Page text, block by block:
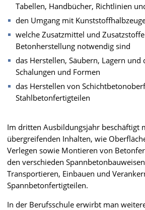
Tabellen, Handbücher, Richtlinien
den Umgang mit
welche Zusatzmittel und
Betonherstellung notwendig sind
das Herstellen, Säubern, Lagern und
Schalungen und Formen
das Herstellen von
Stahlbetonfertigteilen
Im dritten Ausbildungsjahr beschäftigt
übergreifenden Inhalten, wie
Verlegen sowie Montieren von
den verschieden
Transportieren, Einbauen und
Spannbetonfertigteilen.
In der Berufsschule erwirbt man